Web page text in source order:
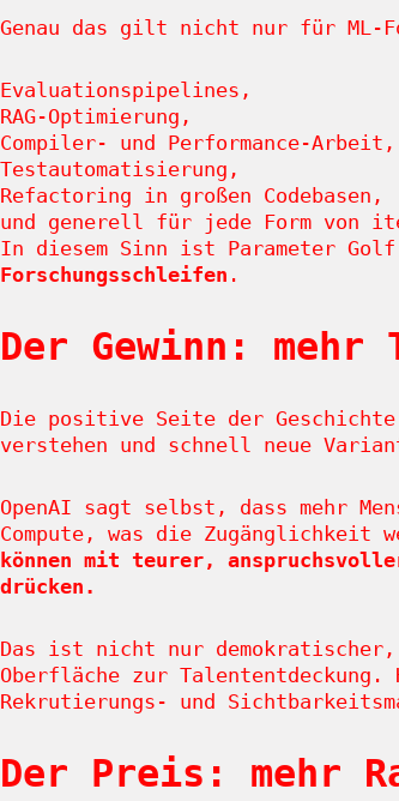
Genau das gilt nicht nur für ML-
Evaluationspipelines,
RAG-Optimierung,
Compiler- und Performance-Arbeit,
Testautomatisierung,
Refactoring in großen Codebasen,
und generell für jede Form von
In diesem Sinn ist Parameter
Forschungsschleifen .
Der Gewinn: mehr
Die positive Seite der
verstehen und schnell neue
OpenAI sagt selbst, dass mehr
Compute, was die Zugänglichkeit
können mit teurer,
drücken.
Das ist nicht nur demokratischer,
Oberfläche zur
Rekrutierungs- und
Der Preis: mehr